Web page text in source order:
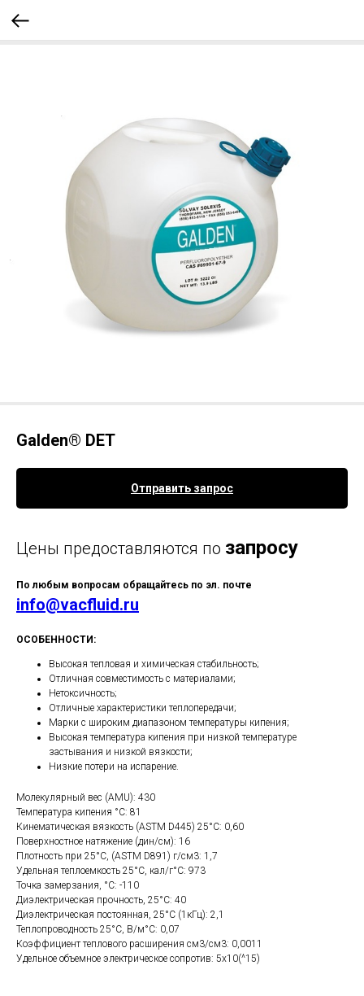
Galden® DET
Отправить запрос
Цены предоставляются по запросу
По любым вопросам обращайтесь по эл. почте
info@vacfluid.ru
ОСОБЕННОСТИ:
Высокая тепловая и химическая стабильность;
Отличная совместимость с материалами;
Нетоксичность;
Отличные характеристики теплопередачи;
Марки с широким диапазоном температуры кипения;
Высокая температура кипения при низкой температуре
застывания и низкой вязкости;
Низкие потери на испарение.
Молекулярный вес (AMU): 430
Температура кипения °С: 81
Кинематическая вязкость (ASTM D445) 25°C: 0,60
Поверхностное натяжение (дин/см): 16
Плотность при 25°С, (ASTM D891) г/см3: 1,7
Удельная теплоемкость 25°С, кал/г°С: 973
Точка замерзания, °С: -110
Диэлектрическая прочность, 25°С: 40
Диэлектрическая постоянная, 25°С (1кГц): 2,1
Теплопроводность 25°С, В/м°С: 0,07
Коэффициент теплового расширения см3/см3: 0,0011
Удельное объемное электрическое сопротив: 5х10(^15)